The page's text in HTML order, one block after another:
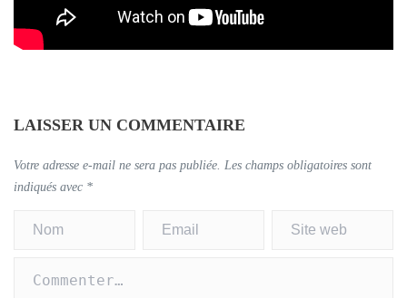
LAISSER UN COMMENTAIRE
Votre adresse e-mail ne sera pas publiée. Les champs obligatoires sont
indiqués avec *